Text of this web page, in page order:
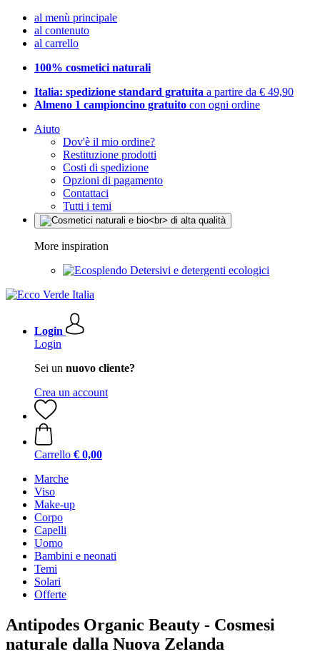
al menù principale
al contenuto
al carrello
100% cosmetici naturali
Italia: spedizione standard gratuita a partire da € 49,90
Almeno 1 campioncino gratuito con ogni ordine
Aiuto
Dov'è il mio ordine?
Restituzione prodotti
Costi di spedizione
Opzioni di pagamento
Contattaci
Tutti i temi
More inspiration
Detersivi e detergenti ecologici
Login
Login
Sei un nuovo cliente?
Crea un account
Carrello € 0,00
Marche
Viso
Make-up
Corpo
Capelli
Uomo
Bambini e neonati
Temi
Solari
Offerte
Antipodes Organic Beauty - Cosmesi
naturale dalla Nuova Zelanda